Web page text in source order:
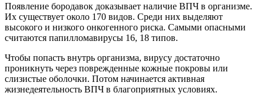
Появление бородавок доказывает наличие ВПЧ в организме.
Их существует около 170 видов. Среди них выделяют
высокого и низкого онкогенного риска. Самыми опасными
считаются папилломавирусы 16, 18 типов.
Чтобы попасть внутрь организма, вирусу достаточно
проникнуть через поврежденные кожные покровы или
слизистые оболочки. Потом начинается активная
жизнедеятельность ВПЧ в благоприятных условиях.